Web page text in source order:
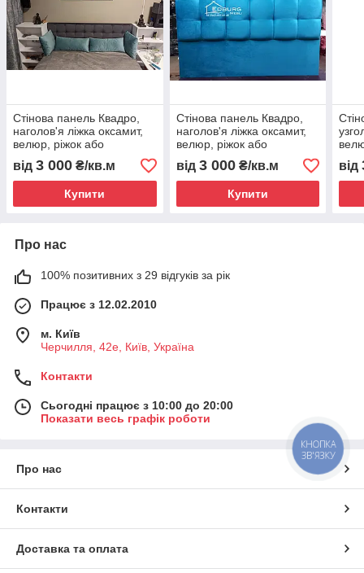
Стінова панель Квадро,
наголов'я ліжка оксамит,
велюр, ріжок або
від 3 000 ₴/кв.м
Купити
Стінова панель Квадро,
наголов'я ліжка оксамит,
велюр, ріжок або
від 3 000₴/кв.м
Купити
від
Про нас
100% позитивних з 29 відгуків за рік
Працює з 12.02.2010
м. Київ
Черчилля, 42е, Київ, Україна
Контакти
Сьогодні працює з 10:00 до 20:00
Показати весь графік роботи
Про нас
Контакти
Доставка та оплата
КНОПКА
ЗВ'ЯЗКУ